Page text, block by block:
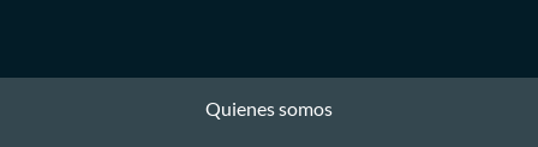
Quienes somos